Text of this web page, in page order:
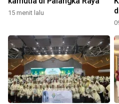
15 menit lalu